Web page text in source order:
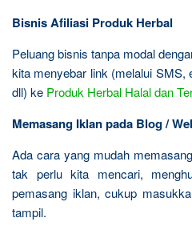
Bisnis Afiliasi Produk Herbal
Peluang bisnis tanpa modal
kita menyebar link (melalui SMS,
dll) ke Produk Herbal Halal dan
Memasang Iklan pada Blog /
Ada cara yang mudah
tak perlu kita mencari,
pemasang iklan, cukup
tampil.